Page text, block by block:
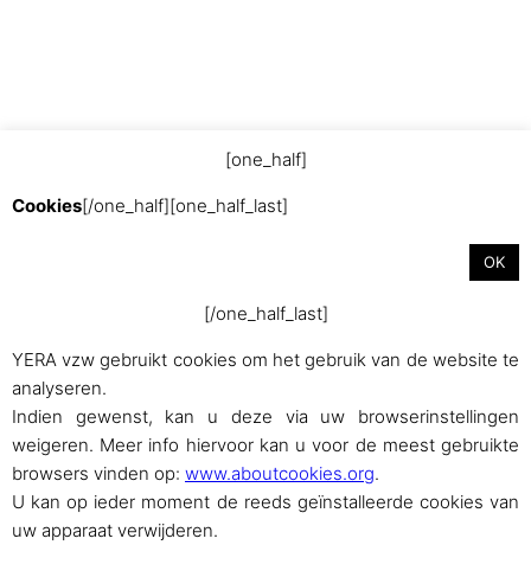
[one_half]
Cookies[/one_half][one_half_last]
OK
[/one_half_last]
YERA vzw gebruikt cookies om het gebruik van de website te
analyseren.
Indien gewenst, kan u deze via uw browserinstellingen
weigeren. Meer info hiervoor kan u voor de meest gebruikte
browsers vinden op: www.aboutcookies.org.
U kan op ieder moment de reeds geïnstalleerde cookies van
uw apparaat verwijderen.